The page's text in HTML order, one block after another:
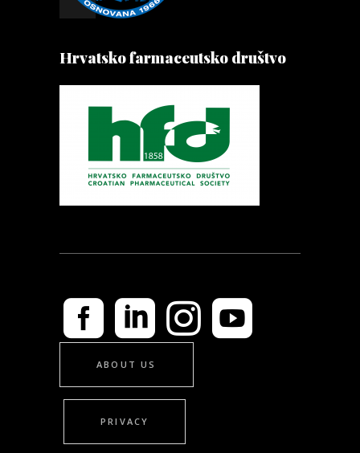
Hrvatsko farmaceutsko društvo
ABOUT US
PRIVACY